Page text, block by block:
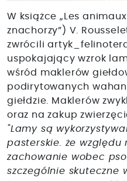
W książce „Les
znachorzy”) V.
zwrócili
uspokajający wzrok
wśród maklerów
podirytowanych
giełdzie. Maklerów
oraz na zakup
"Lamy są
pasterskie. że względu
zachowanie wobec
szczególnie skuteczne